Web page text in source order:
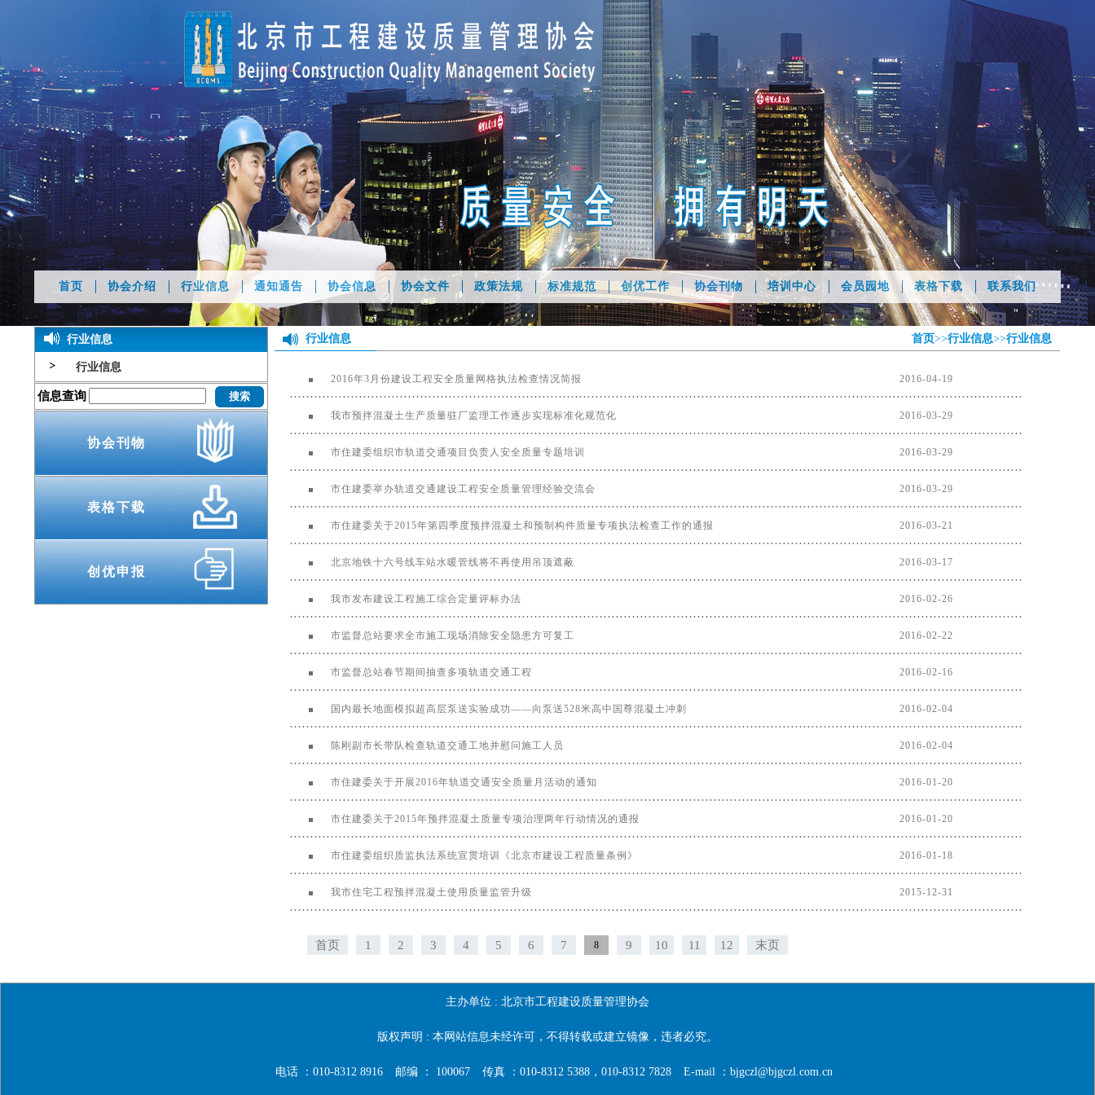
首页 协会介绍 行业信息 通知通告 协会信息 协会文件 政策法规 标准规范 创优工作 协会刊物 培训中心 会员园地 表格下载 联系我们
行业信息
行业信息
信息查询
协会刊物
表格下载
创优申报
首页>>行业信息>>行业信息
行业信息
2016-04-19
2016年3月份建设工程安全质量网格执法检查情况简报
2016-03-29
我市预拌混凝土生产质量驻厂监理工作逐步实现标准化规范化
2016-03-29
市住建委组织市轨道交通项目负责人安全质量专题培训
2016-03-29
市住建委举办轨道交通建设工程安全质量管理经验交流会
2016-03-21
市住建委关于2015年第四季度预拌混凝土和预制构件质量专项执法检查工作的通报
2016-03-17
北京地铁十六号线车站水暖管线将不再使用吊顶遮蔽
2016-02-26
我市发布建设工程施工综合定量评标办法
2016-02-22
市监督总站要求全市施工现场消除安全隐患方可复工
2016-02-16
市监督总站春节期间抽查多项轨道交通工程
2016-02-04
国内最长地面模拟超高层泵送实验成功——向泵送528米高中国尊混凝土冲刺
2016-02-04
陈刚副市长带队检查轨道交通工地并慰问施工人员
2016-01-20
市住建委关于开展2016年轨道交通安全质量月活动的通知
2016-01-20
市住建委关于2015年预拌混凝土质量专项治理两年行动情况的通报
2016-01-18
市住建委组织质监执法系统宣贯培训《北京市建设工程质量条例》
2015-12-31
我市住宅工程预拌混凝土使用质量监管升级
首页 1 2 3 4 5 6 7 8 9 10 11 12 末页
主办单位 : 北京市工程建设质量管理协会
版权声明 : 本网站信息未经许可，不得转载或建立镜像，违者必究。
电话 ：010-8312 8916 邮编 ： 100067 传真 ：010-8312 5388，010-8312 7828 E-mail ：bjgczl@bjgczl.com.cn